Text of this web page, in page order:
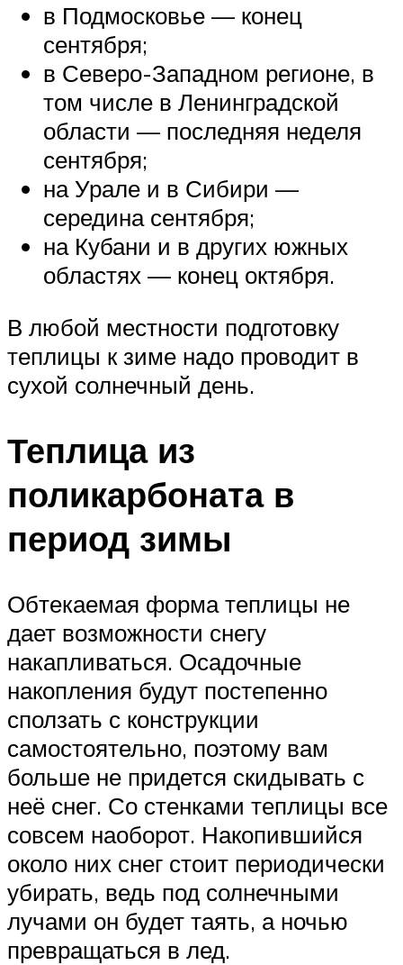
в Подмосковье — конец
сентября;
в Северо-Западном регионе, в
том числе в Ленинградской
области — последняя неделя
сентября;
на Урале и в Сибири —
середина сентября;
на Кубани и в других южных
областях — конец октября.
В любой местности подготовку
теплицы к зиме надо проводит в
сухой солнечный день.
Теплица из
поликарбоната в
период зимы
Обтекаемая форма теплицы не
дает возможности снегу
накапливаться. Осадочные
накопления будут постепенно
сползать с конструкции
самостоятельно, поэтому вам
больше не придется скидывать с
неё снег. Со стенками теплицы все
совсем наоборот. Накопившийся
около них снег стоит периодически
убирать, ведь под солнечными
лучами он будет таять, а ночью
превращаться в лед.